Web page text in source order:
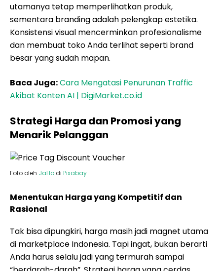
utamanya tetap memperlihatkan produk,
sementara branding adalah pelengkap estetika.
Konsistensi visual mencerminkan profesionalisme
dan membuat toko Anda terlihat seperti brand
besar yang sudah mapan.
Baca Juga:Cara Mengatasi Penurunan Traffic
Akibat Konten AI | DigiMarket.co.id
Strategi Harga dan Promosi yang
Menarik Pelanggan
Foto oleh JaHo di Pixabay
Menentukan Harga yang Kompetitif dan
Rasional
Tak bisa dipungkiri, harga masih jadi magnet utama
di marketplace Indonesia. Tapi ingat, bukan berarti
Anda harus selalu jadi yang termurah sampai